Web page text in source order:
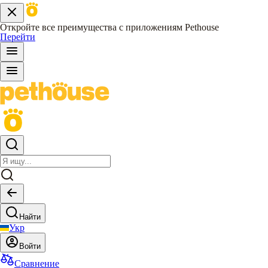
Откройте все преимущества с приложениям Pethouse
Перейти
Найти
Укр
Войти
Сравнение